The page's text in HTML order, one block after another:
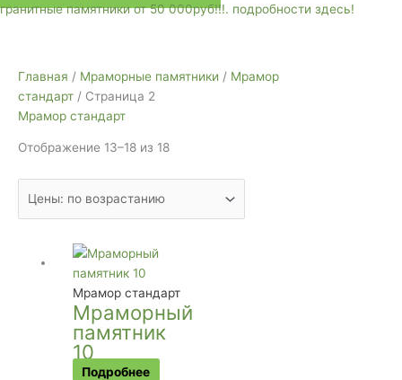
гранитные памятники от 50 000руб!!!. подробности здесь!
Главная / Мраморные памятники / Мрамор
стандарт / Страница 2
Мрамор стандарт
Отображение 13–18 из 18
Цены:
Мрамор стандарт
Мраморный
памятник
10
Подробнее